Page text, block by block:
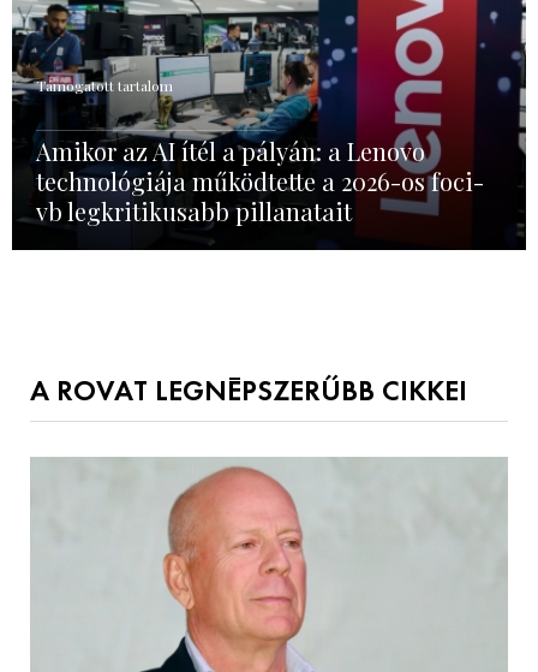
Támogatott tartalom
Amikor az AI ítél a pályán: a Lenovo
technológiája működtette a 2026-os foci-
vb legkritikusabb pillanatait
A ROVAT LEGNÉPSZERŰBB CIKKEI